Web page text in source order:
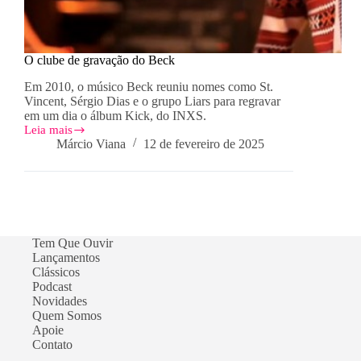
O clube de gravação do Beck
Em 2010, o músico Beck reuniu nomes como St.
Vincent, Sérgio Dias e o grupo Liars para regravar
em um dia o álbum Kick, do INXS.
Leia mais
O
Márcio Viana 12 de fevereiro de 2025
Tem Que Ouvir
Lançamentos
Clássicos
Podcast
Novidades
Quem Somos
Apoie
Contato